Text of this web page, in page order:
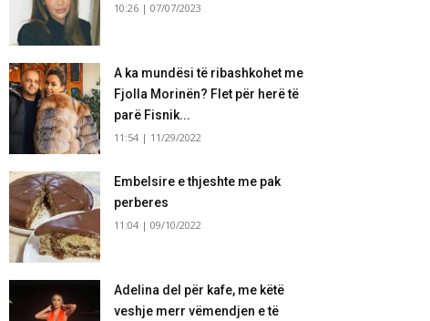
10:26 | 07/07/2023
A ka mundësi të ribashkohet me
Fjolla Morinën? Flet për herë të
parë Fisnik...
11:54 | 11/29/2022
Embelsire e thjeshte me pak
perberes
11:04 | 09/10/2022
Adelina del për kafe, me këtë
veshje merr vëmendjen e të